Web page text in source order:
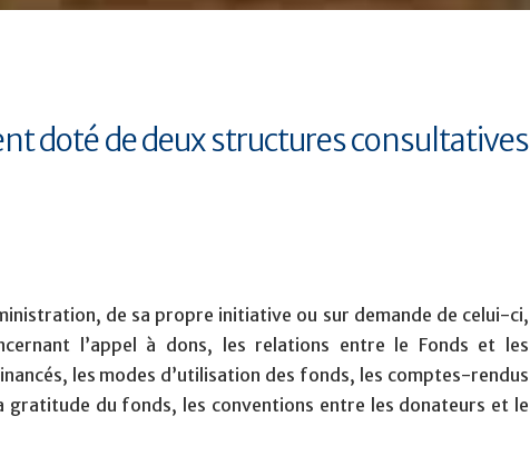
doté de deux structures consultatives
de sa propre initiative ou sur demande de celui-ci,
l’appel à dons, les relations entre le Fonds et les
les modes d’utilisation des fonds, les comptes-rendus
gratitude du fonds, les conventions entre les donateurs et le